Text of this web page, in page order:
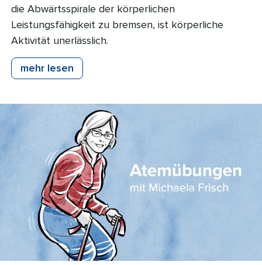
die Abwärtsspirale der körperlichen
Leistungsfähigkeit zu bremsen, ist körperliche
Aktivität unerlässlich.
mehr lesen